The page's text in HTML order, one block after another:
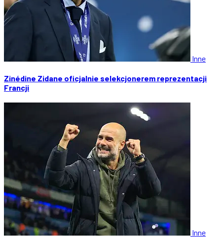
Inne
Zinédine Zidane oficjalnie selekcjonerem reprezentacji
Francji
Inne